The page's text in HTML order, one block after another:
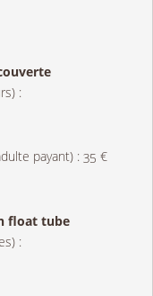
:
payant) : 35 €
float tube
: